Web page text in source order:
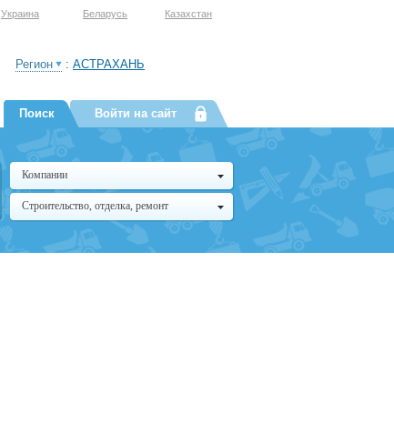
Украина Беларусь Казахстан
Регион : АСТРАХАНЬ
Поиск Войти на сайт
Компании
Строительство, отделка, ремонт